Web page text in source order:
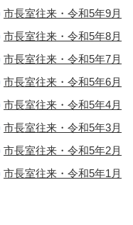
市長室往来・令和5年9月
市長室往来・令和5年8月
市長室往来・令和5年7月
市長室往来・令和5年6月
市長室往来・令和5年4月
市長室往来・令和5年3月
市長室往来・令和5年2月
市長室往来・令和5年1月